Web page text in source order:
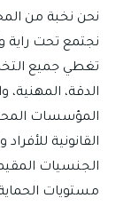
في
نحن نخبة من
نجتمع تحت راية
تغطي جميع
الدقة، المهنية،
المؤسسات
القانونية
الجنسيات
مستويات الحماية